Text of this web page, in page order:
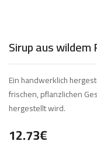
Sirup aus wildem
Ein handwerklich
frischen, pflanzlichen
hergestellt wird.
12.73€